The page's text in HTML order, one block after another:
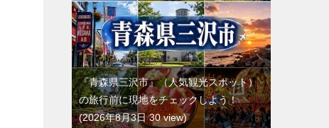
『青森県三沢市』（人気観光スポット）
の旅行前に現地をチェックしよう！
2026年8月3日 30 view